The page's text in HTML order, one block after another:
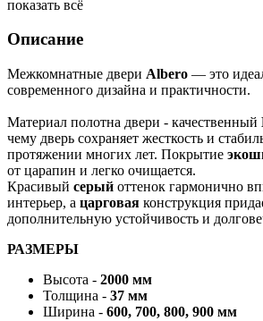
показать всё
Описание
Межкомнатные двери Albero — это
современного дизайна и практичности.
Материал полотна двери - качественный
чему дверь сохраняет жесткость и
протяжении многих лет. Покрытие
от царапин и легко очищается.
Красивый серый оттенок гармонично
интерьер, а царговая конструкция
дополнительную устойчивость и
РАЗМЕРЫ
Высота - 2000 мм
Толщина - 37 мм
Ширина - 600, 700, 800, 900 мм